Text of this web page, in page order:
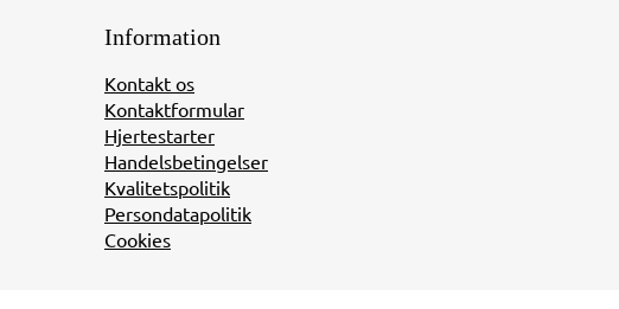
Information
Kontakt os
Kontaktformular
Hjertestarter
Handelsbetingelser
Kvalitetspolitik
Persondatapolitik
Cookies